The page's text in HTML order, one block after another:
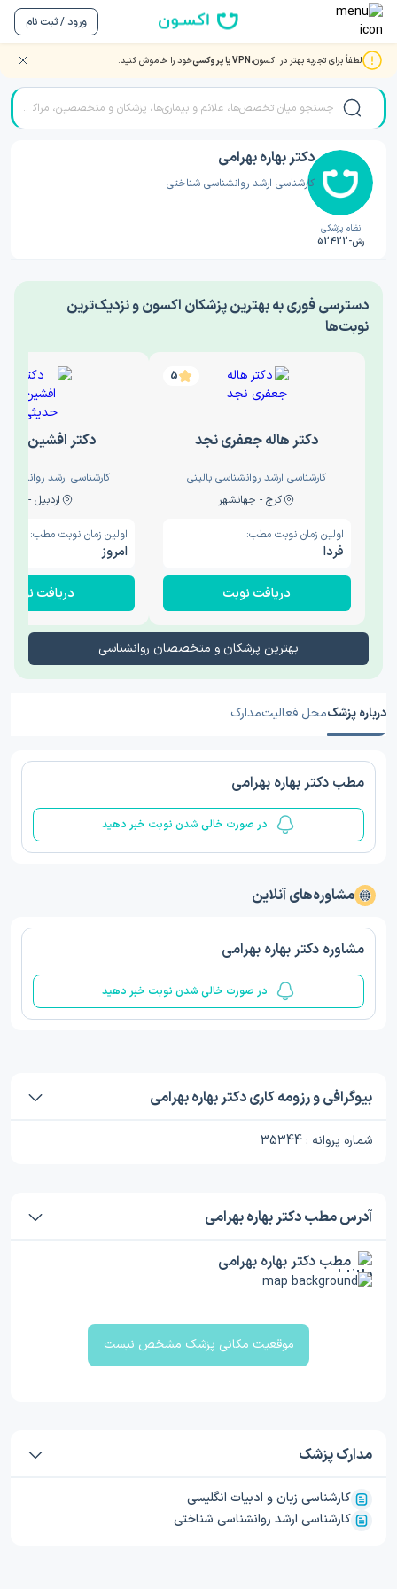
ورود / ثبت نام
لطفاً برای تجربه بهتر در اکسون،VPN یا پروکسی خود را خاموش کنید. صفحه اصلی/دکتر روانشناسی/دکتر بهاره بهرامی
نظام پزشکی
رش-52422
دکتر بهاره بهرامی
کارشناسی ارشد روانشناسی شناختی
‎دسترسی فوری به بهترین پزشکان اکسون و نزدیک‌ترین
نوبت‌ها
5
دکتر هاله جعفری نجد
کارشناسی ارشد روانشناسی بالینی
کرج - جهانشهر
اولین زمان نوبت مطب:
فردا
دریافت نوبت
دکتر افشین
کارشناسی ارشد
اردبیل - والی
اولین زمان نوبت مطب:
امروز
دریافت نوبت
بهترین پزشکان و متخصصان روانشناسی
درباره پزشکمحل فعالیتمدارک
مطب دکتر بهاره بهرامی
در صورت خالی شدن نوبت خبر دهید
مشاوره‌های آنلاین
مشاوره دکتر بهاره بهرامی
در صورت خالی شدن نوبت خبر دهید
بیوگرافی و رزومه کاری دکتر بهاره بهرامی
شماره پروانه : 35344
آدرس مطب دکتر بهاره بهرامی
مطب دکتر بهاره بهرامی
موقعیت مکانی پزشک مشخص نیست
مدارک پزشک
کارشناسی زبان و ادبیات انگلیسی
کارشناسی ارشد روانشناسی شناختی